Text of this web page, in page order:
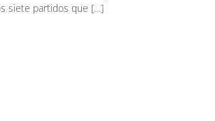
siete partidos que […]